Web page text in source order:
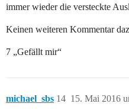
immer wieder die versteckte
Keinen weiteren Kommentar
7 „Gefällt mir“
michael_sbs 15. Mai 2016
14